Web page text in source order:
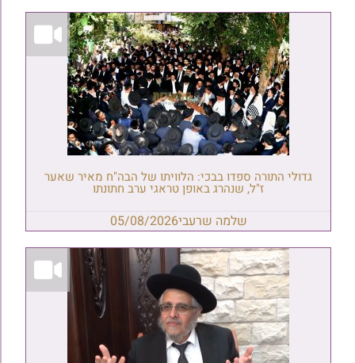
גדולי התורה ספדו בבכי: הלוויתו של הבה"ח מאיר שאער
ז"ל, שנהרג באופן טראגי ערב חתונתו
שלמה שרעבי05/08/2026